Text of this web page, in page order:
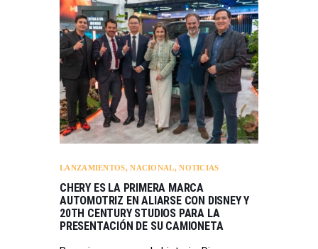
LANZAMIENTOS,NACIONAL,NOTICIAS
CHERY ES LA PRIMERA MARCA
AUTOMOTRIZ EN ALIARSE CON DISNEY Y
20TH CENTURY STUDIOS PARA LA
PRESENTACIÓN DE SU CAMIONETA